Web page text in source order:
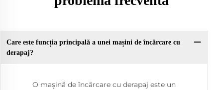
Care este funcția principală a unei mașini de încărcare cu
derapaj?
O mașină de încărcare cu derapaj este un